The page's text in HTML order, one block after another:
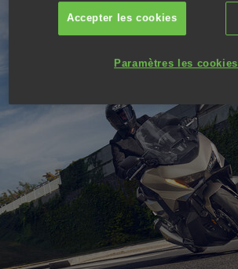
Accepter les cookies
Paramètres les cookies